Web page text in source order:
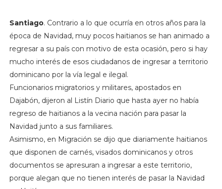
Santiago. Contrario a lo que ocurría en otros años para la
época de Navidad, muy pocos haitianos se han animado a
regresar a su país con motivo de esta ocasión, pero si hay
mucho interés de esos ciudadanos de ingresar a territorio
dominicano por la vía legal e ilegal.
Funcionarios migratorios y militares, apostados en
Dajabón, dijeron al Listín Diario que hasta ayer no había
regreso de haitianos a la vecina nación para pasar la
Navidad junto a sus familiares.
Asimismo, en Migración se dijo que diariamente haitianos
que disponen de carnés, visados dominicanos y otros
documentos se apresuran a ingresar a este territorio,
porque alegan que no tienen interés de pasar la Navidad